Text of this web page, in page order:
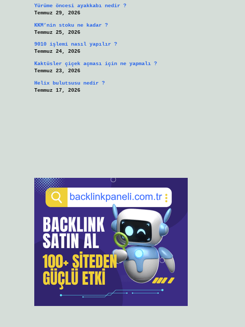
Yürüme öncesi ayakkabı nedir ?
Temmuz 29, 2026
KKM’nin stoku ne kadar ?
Temmuz 25, 2026
9010 işlemi nasıl yapılır ?
Temmuz 24, 2026
Kaktüsler çiçek açması için ne yapmalı ?
Temmuz 23, 2026
Helix bulutsusu nedir ?
Temmuz 17, 2026